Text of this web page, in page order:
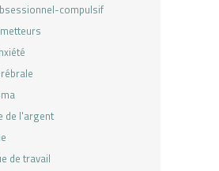
compulsif
de l'argent
de travail